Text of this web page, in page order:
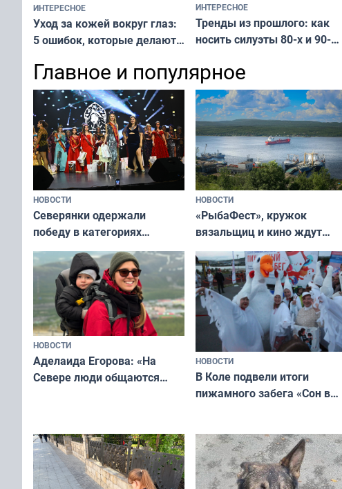
ИНТЕРЕСНОЕ
Уход за кожей вокруг глаз:
5 ошибок, которые делают
и вернуть свежий взгляд
без дорогих средств
ИНТЕРЕСНОЕ
Тренды из прошлого: как
носить силуэты 80-х и 90-
современно и стильно без
переплат
Главное и популярное
НОВОСТИ
Северянки одержали
победу в категориях
всероссийского конкурса
«Мисс и Миссис Великая
Русь»
НОВОСТИ
«РыбаФест», кружок
вязальщиц и кино ждут
мурманчан в эти выходные
НОВОСТИ
Аделаида Егорова: «На
Севере люди общаются
НОВОСТИ
В Коле подвели итоги
пижамного забега «Сон в